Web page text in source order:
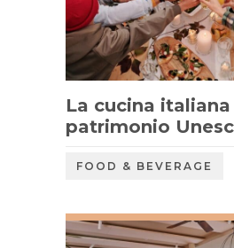
La cucina
patrimonio
FOOD & BEVERAGE